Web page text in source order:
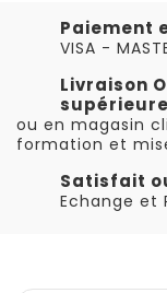
Paiement
VISA -
Livraison
ou en magasin
formation et
Satisfait
Echange et